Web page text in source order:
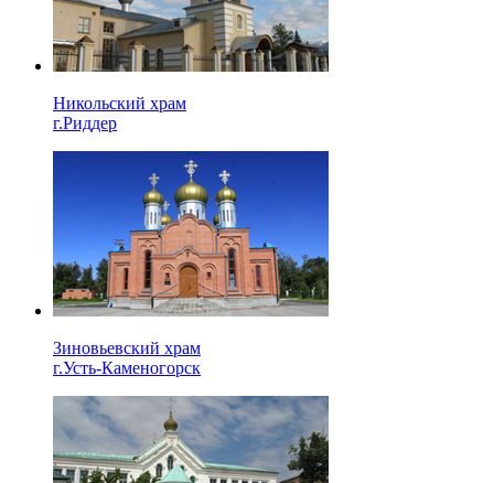
Никольский храм
г.Риддер
Зиновьевский храм
г.Усть-Каменогорск